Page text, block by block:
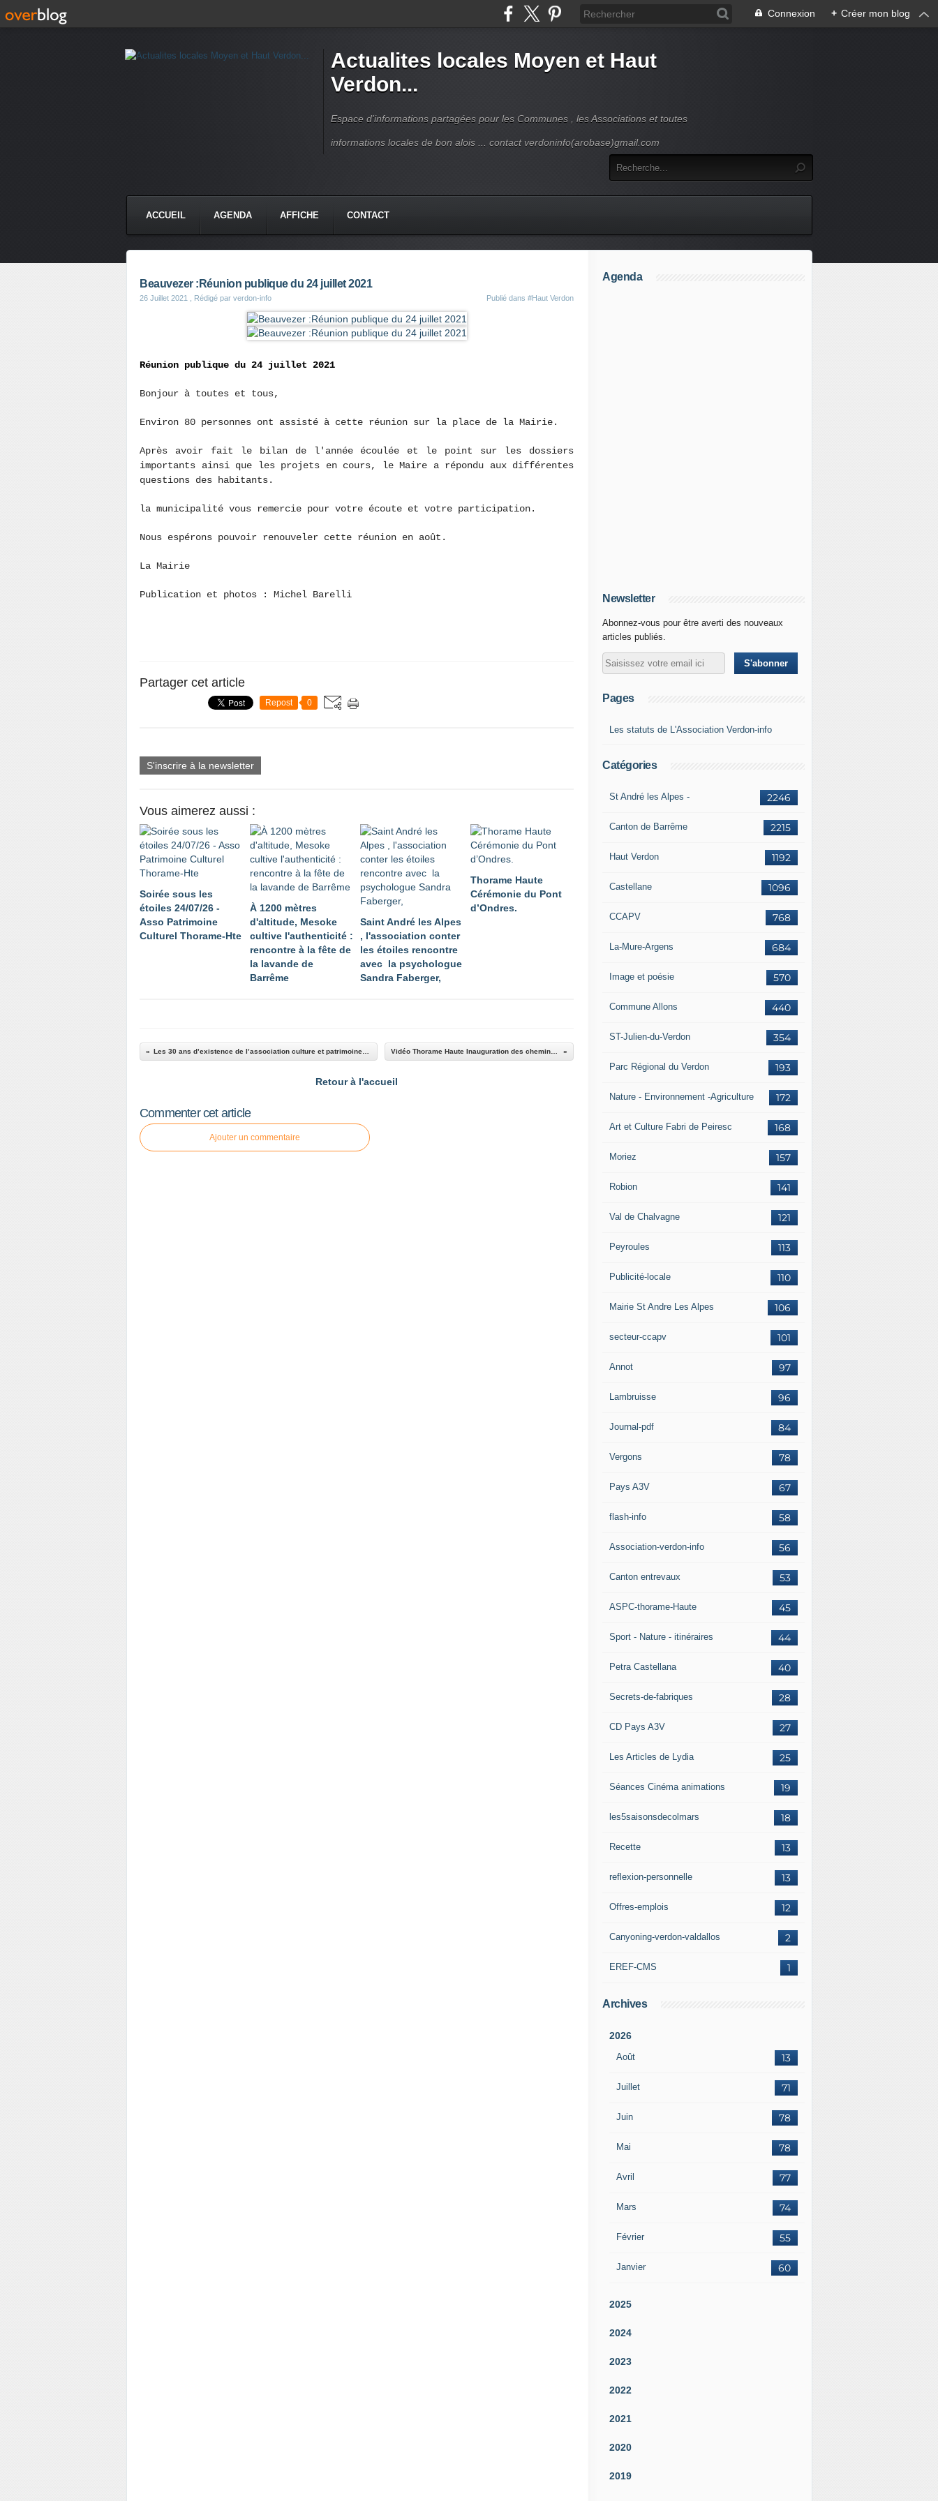
Connexion + Créer mon blog
Actualites locales Moyen et Haut
Verdon...
Espace d'informations partagées pour les Communes , les Associations et toutes
informations locales de bon alois ... contact verdoninfo(arobase)gmail.com
ACCUEIL AGENDA AFFICHE CONTACT
Beauvezer :Réunion publique du 24 juillet 2021
26 Juillet 2021 , Rédigé par verdon-info Publié dans #Haut Verdon
Réunion publique du 24 juillet 2021
Bonjour à toutes et tous,
Environ 80 personnes ont assisté à cette réunion sur la place de la Mairie.
Après avoir fait le bilan de l'année écoulée et le point sur les dossiers
importants ainsi que les projets en cours, le Maire a répondu aux différentes
questions des habitants.
la municipalité vous remercie pour votre écoute et votre participation.
Nous espérons pouvoir renouveler cette réunion en août.
La Mairie
Publication et photos : Michel Barelli
Partager cet article
Repost 0
S'inscrire à la newsletter
Vous aimerez aussi :
Soirée sous les
étoiles 24/07/26 -
Asso Patrimoine
Culturel Thorame-Hte
À 1200 mètres
d'altitude, Mesoke
cultive l'authenticité :
rencontre à la fête de
la lavande de
Barrême
Saint André les Alpes
, l'association conter
les étoiles rencontre
avec la psychologue
Sandra Faberger,
Thorame Haute
Cérémonie du Pont
d’Ondres.
Vidéo Thorame Haute Inauguration des chemins du patrimoine
Retour à l'accueil
Commenter cet article
Ajouter un commentaire
Agenda
Newsletter
Abonnez-vous pour être averti des nouveaux
articles publiés.
Pages
Les statuts de L'Association Verdon-info
Catégories
2246
St André les Alpes -
2215
Canton de Barrême
1192
Haut Verdon
1096
Castellane
768
CCAPV
684
La-Mure-Argens
570
Image et poésie
440
Commune Allons
354
ST-Julien-du-Verdon
193
Parc Régional du Verdon
172
Nature - Environnement -Agriculture
168
Art et Culture Fabri de Peiresc
157
Moriez
141
Robion
121
Val de Chalvagne
113
Peyroules
110
Publicité-locale
106
Mairie St Andre Les Alpes
101
secteur-ccapv
97
Annot
96
Lambruisse
84
Journal-pdf
78
Vergons
67
Pays A3V
58
flash-info
56
Association-verdon-info
53
Canton entrevaux
45
ASPC-thorame-Haute
44
Sport - Nature - itinéraires
40
Petra Castellana
28
Secrets-de-fabriques
27
CD Pays A3V
25
Les Articles de Lydia
19
Séances Cinéma animations
18
les5saisonsdecolmars
13
Recette
13
reflexion-personnelle
12
Offres-emplois
2
Canyoning-verdon-valdallos
1
EREF-CMS
Archives
2026
Août 13
Juillet 71
Juin 78
Mai 78
Avril 77
Mars 74
Février 55
Janvier 60
2025
2024
2023
2022
2021
2020
2019